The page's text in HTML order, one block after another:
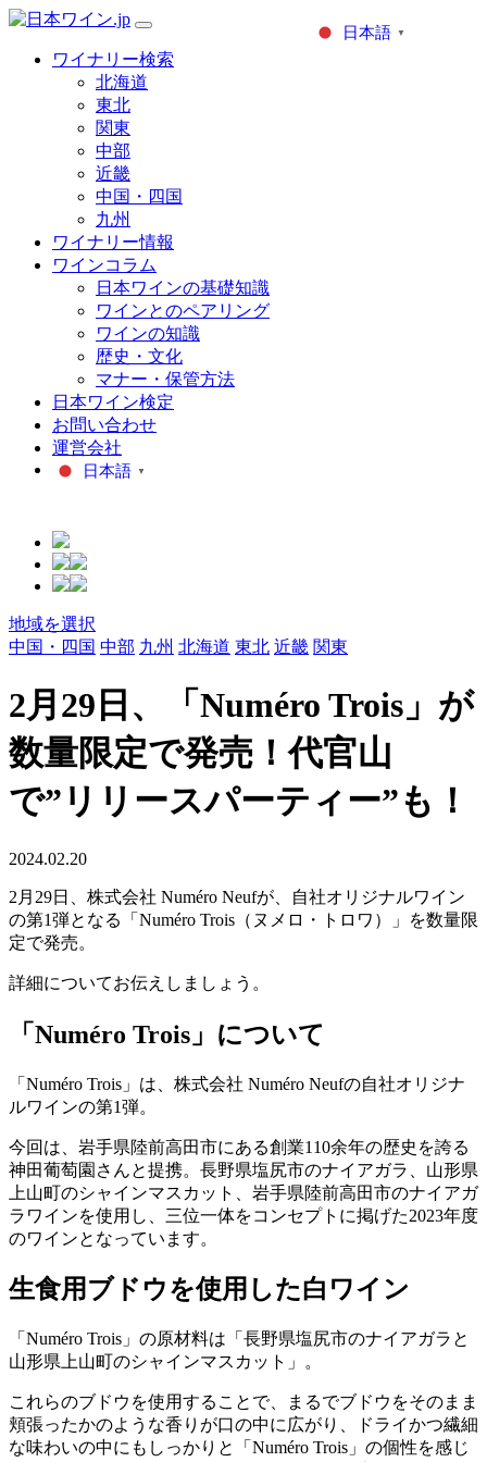
ワイナリー検索
北海道
東北
関東
中部
近畿
中国・四国
九州
ワイナリー情報
ワインコラム
日本ワインの基礎知識
ワインとのペアリング
ワインの知識
歴史・文化
マナー・保管方法
日本ワイン検定
お問い合わせ
運営会社
日本語 ▼
地域を選択
中国・四国 中部 九州 北海道 東北 近畿 関東
2月29日、「Numéro Trois」が
数量限定で発売！代官山
で”リリースパーティー”も！
2024.02.20
2月29日、株式会社 Numéro Neufが、自社オリジナルワイン
の第1弾となる「Numéro Trois（ヌメロ・トロワ）」を数量限
定で発売。
詳細についてお伝えしましょう。
「Numéro Trois」について
「Numéro Trois」は、株式会社 Numéro Neufの自社オリジナ
ルワインの第1弾。
今回は、岩手県陸前高田市にある創業110余年の歴史を誇る
神田葡萄園さんと提携。長野県塩尻市のナイアガラ、山形県
上山町のシャインマスカット、岩手県陸前高田市のナイアガ
ラワインを使用し、三位一体をコンセプトに掲げた2023年度
のワインとなっています。
生食用ブドウを使用した白ワイン
「Numéro Trois」の原材料は「長野県塩尻市のナイアガラと
山形県上山町のシャインマスカット」。
これらのブドウを使用することで、まるでブドウをそのまま
頬張ったかのような香りが口の中に広がり、ドライかつ繊細
な味わいの中にもしっかりと「Numéro Trois」の個性を感じ
日本語 ▼